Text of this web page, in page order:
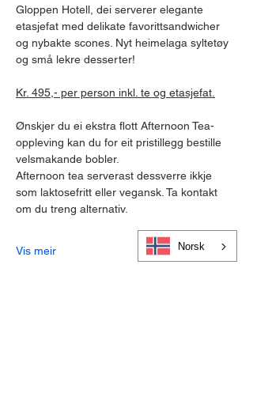
Gloppen Hotell, dei serverer elegante
etasjefat med delikate favorittsandwicher
og nybakte scones. Nyt heimelaga syltetøy
og små lekre desserter!
Kr. 495,- per person inkl. te og etasjefat.
Ønskjer du ei ekstra flott Afternoon Tea-
oppleving kan du for eit pristillegg bestille
velsmakande bobler.
Afternoon tea serverast dessverre ikkje
som laktosefritt eller vegansk. Ta kontakt
om du treng alternativ.
Vis meir Norsk